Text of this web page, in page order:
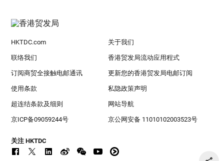
HKTDC.com 关于我们
联络我们 香港贸发局流动应用程式
订阅商贸全接触电邮通讯 更新您的香港贸发局电邮订阅
使用条款 私隐政策声明
超连结条款及细则 网站导航
京ICP备09059244号 京公网安备 11010102003523号
关注 HKTDC